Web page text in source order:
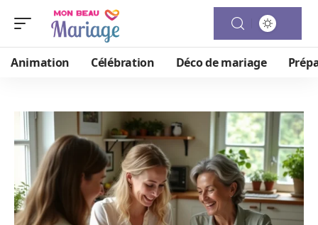
Animation Célébration Déco de mariage